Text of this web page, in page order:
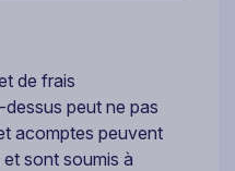
de frais
peut ne pas
acomptes peuvent
sont soumis à